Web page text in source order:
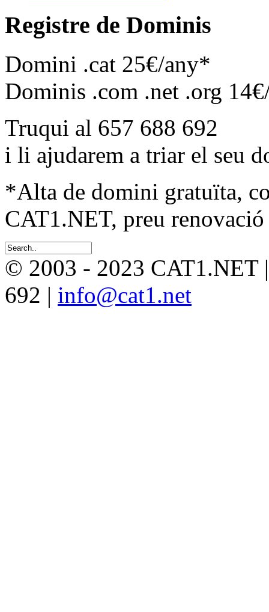
Registre de Dominis
Domini .cat 25€/any*
Dominis .com .net .org
Truqui al 657 688 692
i li ajudarem a triar el seu
*Alta de domini gratuïta,
CAT1.NET, preu
© 2003 - 2023 CAT1.NET
692 | info@cat1.net